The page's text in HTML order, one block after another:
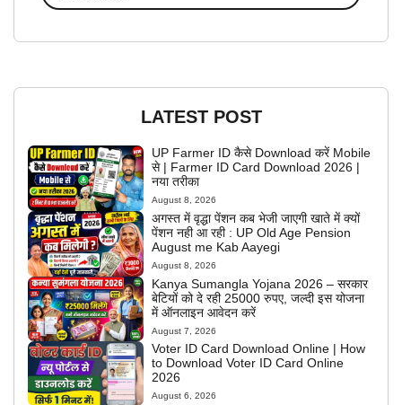
LATEST POST
UP Farmer ID कैसे Download करें Mobile
से | Farmer ID Card Download 2026 |
नया तरीका
August 8, 2026
अगस्त में वृद्धा पेंशन कब भेजी जाएगी खाते में क्यों
पेंशन नही आ रही : UP Old Age Pension
August me Kab Aayegi
August 8, 2026
Kanya Sumangla Yojana 2026 – सरकार
बेटियों को दे रही 25000 रुपए, जल्दी इस योजना
में ऑनलाइन आवेदन करें
August 7, 2026
Voter ID Card Download Online | How
to Download Voter ID Card Online
2026
August 6, 2026